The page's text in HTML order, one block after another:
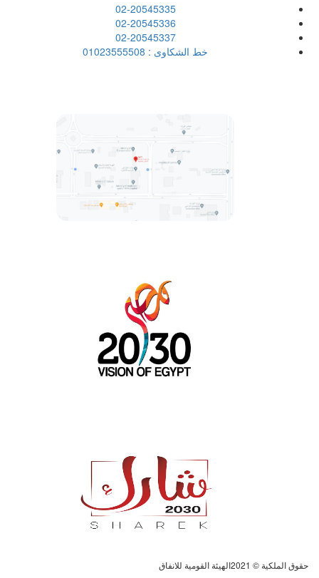
02-20545335
02-20545336
02-20545337
خط الشكاوى :01023555508
حقوق الملكية © 2021الهيئة القومية للانفاق